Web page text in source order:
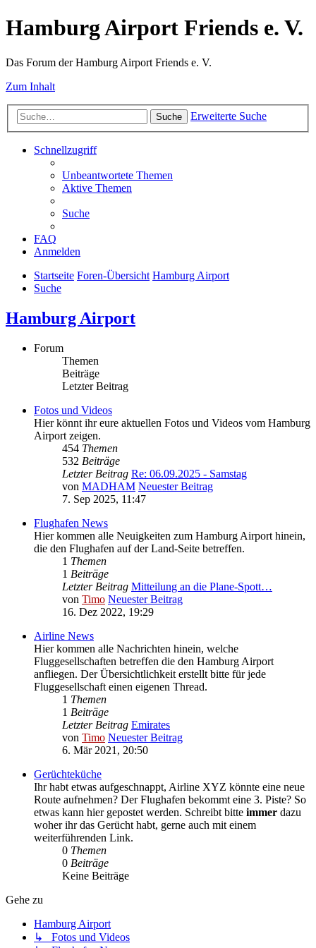
Hamburg Airport Friends e. V.
Das Forum der Hamburg Airport Friends e. V.
Zum Inhalt
Suche Erweiterte Suche
Schnellzugriff
Unbeantwortete Themen
Aktive Themen
Suche
FAQ
Anmelden
Startseite Foren-Übersicht Hamburg Airport
Suche
Hamburg Airport
Forum
Themen
Beiträge
Letzter Beitrag
Fotos und Videos
Hier könnt ihr eure aktuellen Fotos und Videos vom Hamburg
Airport zeigen.
454 Themen
532 Beiträge
Letzter Beitrag Re: 06.09.2025 - Samstag
von MADHAM Neuester Beitrag
7. Sep 2025, 11:47
Flughafen News
Hier kommen alle Neuigkeiten zum Hamburg Airport hinein,
die den Flughafen auf der Land-Seite betreffen.
1 Themen
1 Beiträge
Letzter Beitrag Mitteilung an die Plane-Spott…
von Timo Neuester Beitrag
16. Dez 2022, 19:29
Airline News
Hier kommen alle Nachrichten hinein, welche
Fluggesellschaften betreffen die den Hamburg Airport
anfliegen. Der Übersichtlichkeit erstellt bitte für jede
Fluggesellschaft einen eigenen Thread.
1 Themen
1 Beiträge
Letzter Beitrag Emirates
von Timo Neuester Beitrag
6. Mär 2021, 20:50
Gerüchteküche
Ihr habt etwas aufgeschnappt, Airline XYZ könnte eine neue
Route aufnehmen? Der Flughafen bekommt eine 3. Piste? So
etwas kann hier gepostet werden. Schreibt bitte immer dazu
woher ihr das Gerücht habt, gerne auch mit einem
weiterführenden Link.
0 Themen
0 Beiträge
Keine Beiträge
Gehe zu
Hamburg Airport
↳ Fotos und Videos